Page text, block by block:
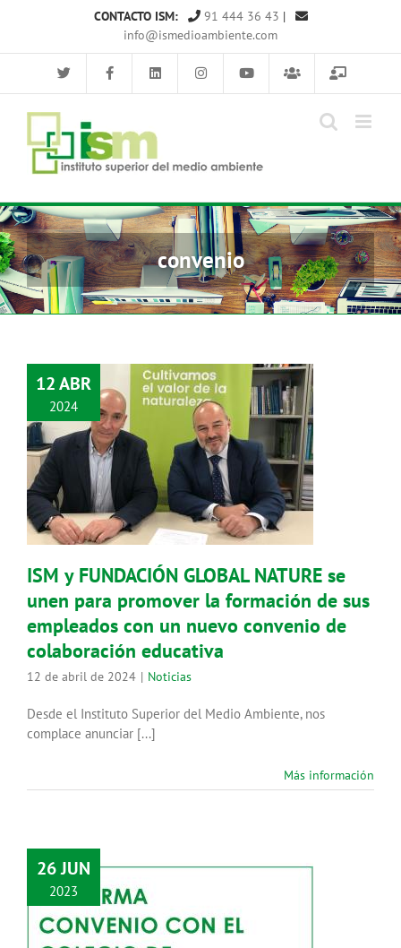
CONTACTO ISM: 91 444 36 43 |
info@ismedioambiente.com
convenio
12 ABR
2024
ISM y FUNDACIÓN GLOBAL
NATURE se unen para promover la
formación de sus empleados con
un nuevo convenio de
colaboración educativa
Noticias
ISM y FUNDACIÓN GLOBAL NATURE se
unen para promover la formación de sus
empleados con un nuevo convenio de
colaboración educativa
12 de abril de 2024 | Noticias
Desde el Instituto Superior del Medio Ambiente, nos
complace anunciar [...]
Más información
26 JUN
2023
ISM firma convenio con el Colegio